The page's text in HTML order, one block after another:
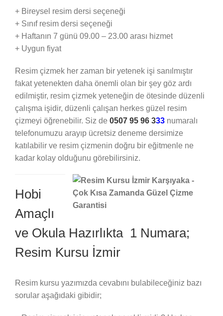
+ Bireysel resim dersi seçeneği
+ Sınıf resim dersi seçeneği
+ Haftanın 7 günü 09.00 – 23.00 arası hizmet
+ Uygun fiyat
Resim çizmek her zaman bir yetenek işi sanılmıştır
fakat yetenekten daha önemli olan bir şey göz ardı
edilmiştir, resim çizmek yeteneğin de ötesinde düzenli
çalışma işidir, düzenli çalışan herkes güzel resim
çizmeyi öğrenebilir. Siz de 0507 95 96 333numaralı
telefonumuzu arayıp ücretsiz deneme dersimize
katılabilir ve resim çizmenin doğru bir eğitmenle ne
kadar kolay olduğunu görebilirsiniz.
Hobi
Amaçlı
ve Okula Hazırlıkta 1 Numara;
Resim Kursu İzmir
Resim kursu yazımızda cevabını bulabileceğiniz bazı
sorular aşağıdaki gibidir;